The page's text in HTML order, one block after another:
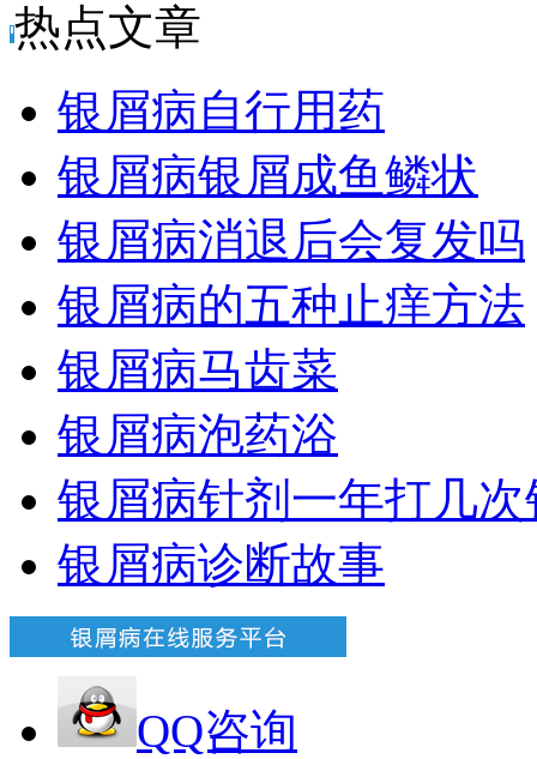
热点文章
银屑病自行用药
银屑病银屑成鱼鳞状
银屑病消退后会复发吗
银屑病的五种止痒方法
银屑病马齿菜
银屑病泡药浴
银屑病针剂一年打几次
银屑病诊断故事
QQ咨询